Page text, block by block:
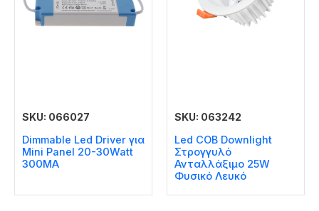
SKU: 066027
Dimmable Led Driver για
Mini Panel 20-30Watt
300MA
SKU: 063242
Led COB Downlight
Στρογγυλό
Ανταλλάξιμο 25W
Φυσικό Λευκό